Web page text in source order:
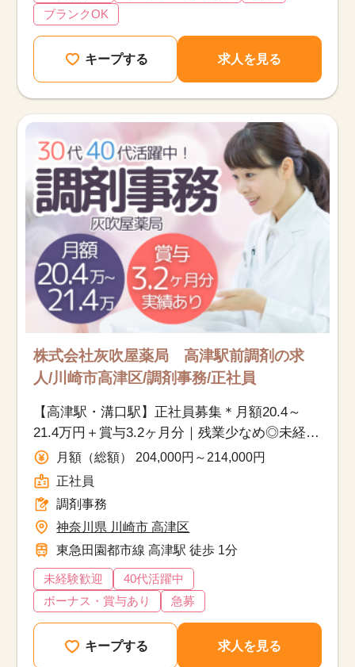
ブランクOK
キープする 求人を見る
株式会社灰吹屋薬局 高津駅前調剤の求
人/川崎市高津区/調剤事務/正社員
【高津駅・溝口駅】正社員募集＊月額20.4～
21.4万円＋賞与3.2ヶ月分｜残業少なめ◎未経験
からの定着率◎老舗の薬局でのお仕事♪
月額（総額） 204,000円～214,000円
正社員
調剤事務
神奈川県 川崎市 高津区
東急田園都市線 高津駅 徒歩 1分
未経験歓迎
40代活躍中
ボーナス・賞与あり
急募
キープする 求人を見る